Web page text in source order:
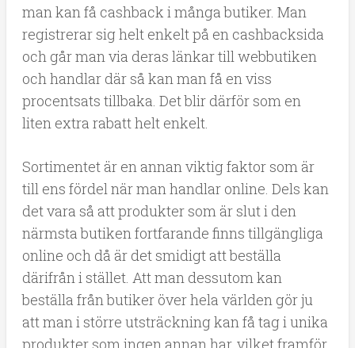
man kan få cashback i många butiker. Man
registrerar sig helt enkelt på en cashbacksida
och går man via deras länkar till webbutiken
och handlar där så kan man få en viss
procentsats tillbaka. Det blir därför som en
liten extra rabatt helt enkelt.
Sortimentet är en annan viktig faktor som är
till ens fördel när man handlar online. Dels kan
det vara så att produkter som är slut i den
närmsta butiken fortfarande finns tillgängliga
online och då är det smidigt att beställa
därifrån i stället. Att man dessutom kan
beställa från butiker över hela världen gör ju
att man i större utsträckning kan få tag i unika
produkter som ingen annan har, vilket framför